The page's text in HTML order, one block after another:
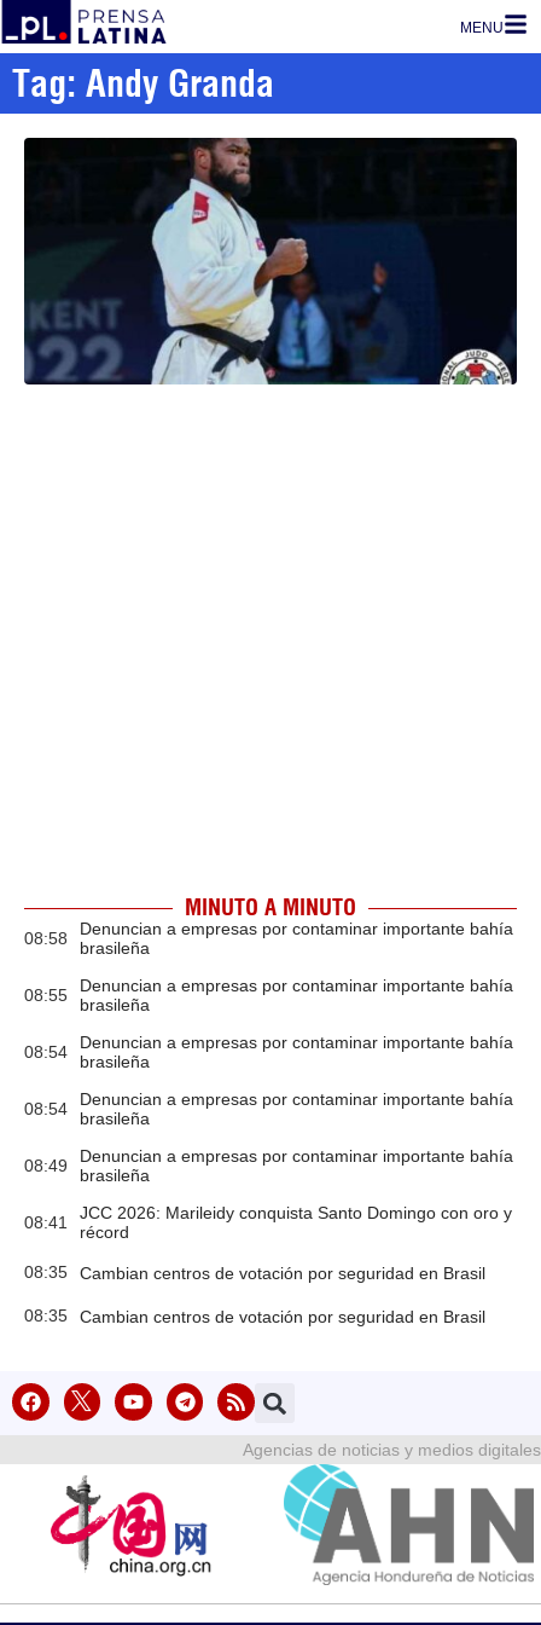
MENU
Tag: Andy Granda
MINUTO A MINUTO
08:58
Denuncian a empresas por contaminar importante bahía
brasileña
08:55
Denuncian a empresas por contaminar importante bahía
brasileña
08:54
Denuncian a empresas por contaminar importante bahía
brasileña
08:54
Denuncian a empresas por contaminar importante bahía
brasileña
08:49
Denuncian a empresas por contaminar importante bahía
brasileña
08:41
JCC 2026: Marileidy conquista Santo Domingo con oro y
récord
08:35 Cambian centros de votación por seguridad en Brasil
08:35 Cambian centros de votación por seguridad en Brasil
Agencias de noticias y medios digitales